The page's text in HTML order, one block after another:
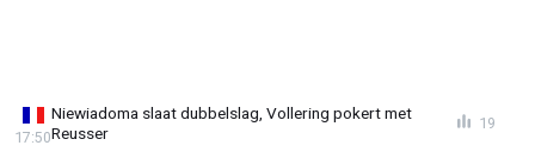
Niewiadoma slaat dubbelslag, Vollering pokert met
Reusser
17:50
19